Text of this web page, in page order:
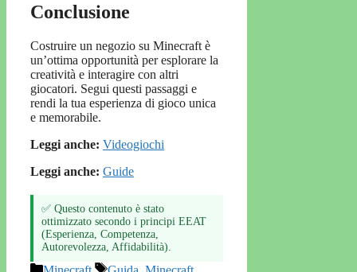
Conclusione
Costruire un negozio su Minecraft è
un’ottima opportunità per esplorare la
creatività e interagire con altri
giocatori. Segui questi passaggi e
rendi la tua esperienza di gioco unica
e memorabile.
Leggi anche: Videogiochi
Leggi anche: Guide
✅ Questo contenuto è stato
ottimizzato secondo i principi EEAT
(Esperienza, Competenza,
Autorevolezza, Affidabilità).
Categorie Tag